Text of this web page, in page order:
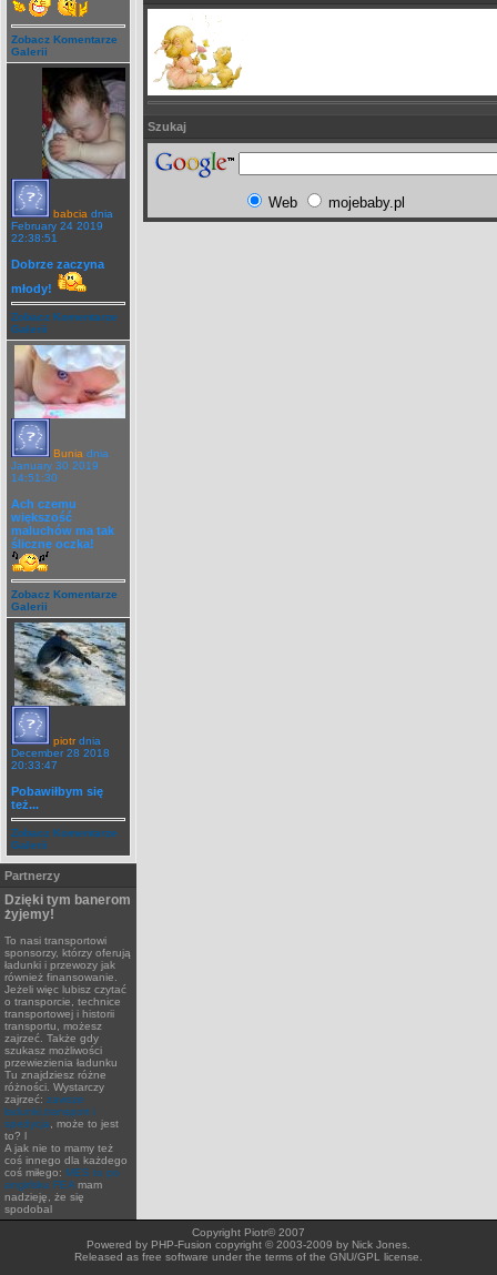
Zobacz Komentarze
Galerii
babcia dnia
February 24 2019
22:38:51
Dobrze zaczyna
młody!
Zobacz Komentarze
Galerii
Bunia dnia
January 30 2019
14:51:30
Ach czemu
większość
maluchów ma tak
śliczne oczka!
Zobacz Komentarze
Galerii
piotr dnia
December 28 2018
20:33:47
Pobawiłbym się
też...
Zobacz Komentarze
Galerii
Partnerzy
Dzięki tym banerom
żyjemy!
To nasi transportowi
sponsorzy, którzy oferują
ładunki i przewozy jak
również finansowanie.
Jeżeli więc lubisz czytać
o transporcie, technice
transportowej i historii
transportu, możesz
zajrzeć. Także gdy
szukasz możliwości
przewiezienia ładunku
Tu znajdziesz różne
różności. Wystarczy
zajrzeć: zawsze
ładunki,transport i
spedycja , może to jest
to? l
A jak nie to mamy też
coś innego dla każdego
coś miłego: MES to po
angirlsku FEA mam
nadzieję, że się
spodobal
Szukaj
Web mojebaby.pl
Copyright Piotr© 2007
Powered by PHP-Fusion copyright © 2003-2009 by Nick Jones.
Released as free software under the terms of the GNU/GPL license.